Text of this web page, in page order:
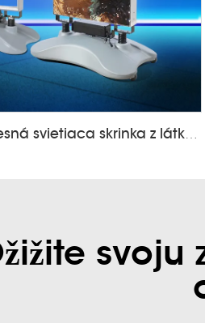
SEGPRO Vodotesná svietiaca skrinka z látky LT-ALF85-T4
svoju